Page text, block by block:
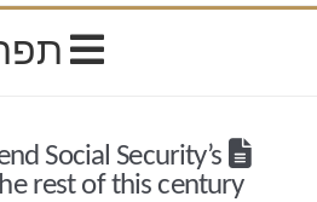
Social Security’s
rest of this century